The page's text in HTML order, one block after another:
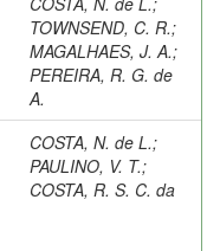
TOWNSEND, C. R.;
MAGALHAES, J. A.;
PEREIRA, R. G. de
A.
COSTA, N. de L.;
PAULINO, V. T.;
COSTA, R. S. C. da